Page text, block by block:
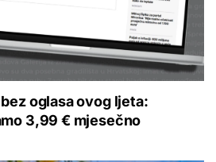
oglasa ovog ljeta:
3,99 € mjesečno